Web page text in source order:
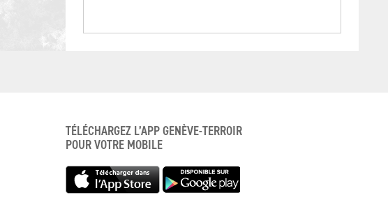
TÉLÉCHARGEZ L’APP GENÈVE-TERROIR
POUR VOTRE MOBILE